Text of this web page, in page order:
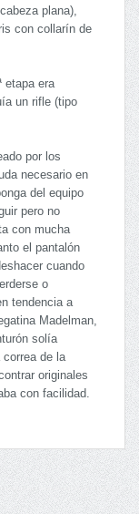
plana),
con collarín de
etapa era
un rifle (tipo
por los
necesario en
del equipo
pero no
con mucha
el pantalón
cuando
o
tendencia a
Madelman,
solía
de la
originales
con facilidad.